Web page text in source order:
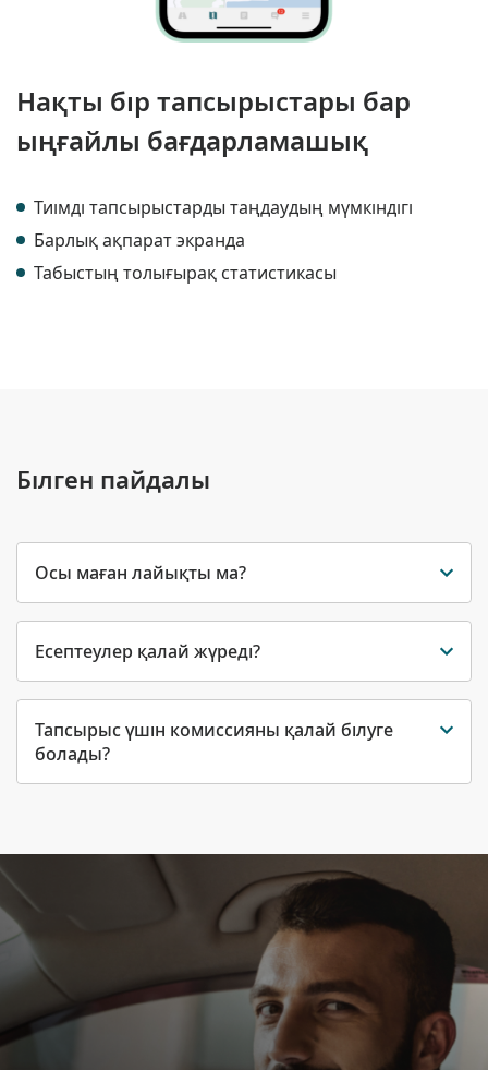
Нақты бір тапсырыстары бар
ыңғайлы бағдарламашық
Тиімді тапсырыстарды таңдаудың мүмкіндігі
Барлық ақпарат экранда
Табыстың толығырақ статистикасы
Білген пайдалы
Осы маған лайықты ма?
Есептеулер қалай жүреді?
Тапсырыс үшін комиссияны қалай білуге
болады?